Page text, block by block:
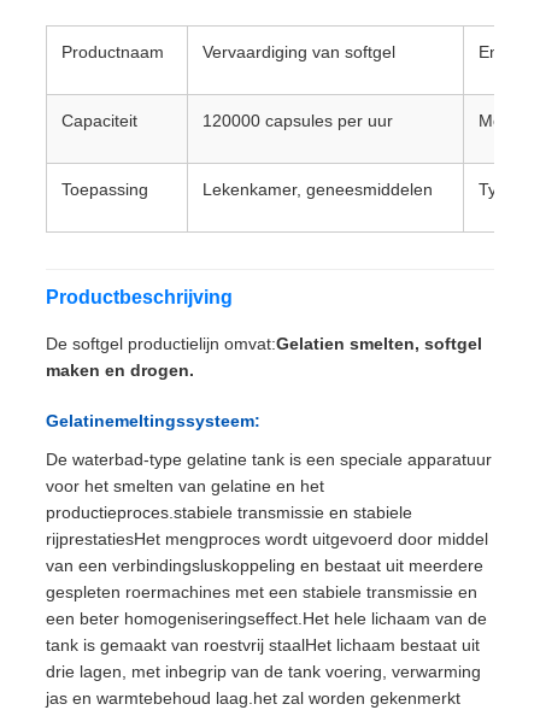
Productnaam Vervaardiging van softgel
Capaciteit 120000 capsules per uur
Toepassing Lekenkamer, geneesmiddelen Typ
Productbeschrijving
De softgel productielijn omvat:Gelatien smelten, softgel
maken en drogen.
Gelatinemeltingssysteem:
De waterbad-type gelatine tank is een speciale apparatuur
voor het smelten van gelatine en het
productieproces.stabiele transmissie en stabiele
rijprestatiesHet mengproces wordt uitgevoerd door middel
van een verbindingsluskoppeling en bestaat uit meerdere
gespleten roermachines met een stabiele transmissie en
een beter homogeniseringseffect.Het hele lichaam van de
tank is gemaakt van roestvrij staalHet lichaam bestaat uit
drie lagen, met inbegrip van de tank voering, verwarming
jas en warmtebehoud laag.het zal worden gekenmerkt